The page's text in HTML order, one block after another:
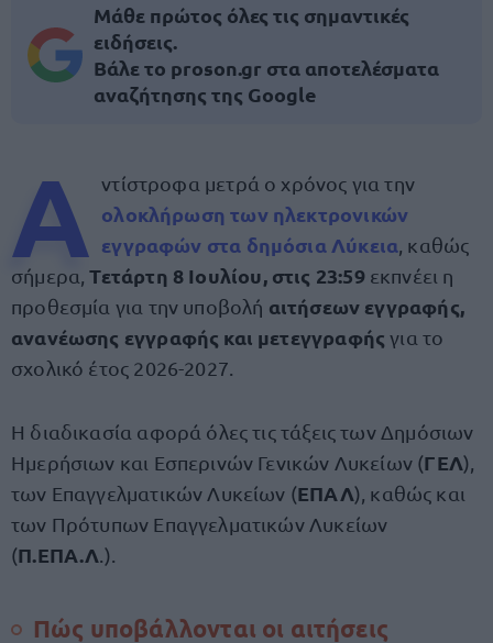
Μάθε πρώτος όλες τις σημαντικές
ειδήσεις.
Βάλε το proson.gr στα αποτελέσματα
αναζήτησης της Google
Α ντίστροφα μετρά ο χρόνος για την
ολοκλήρωση των ηλεκτρονικών
εγγραφών στα δημόσια Λύκεια , καθώς
σήμερα,Τετάρτη 8 Ιουλίου, στις 23:59εκπνέει η
προθεσμία για την υποβολή αιτήσεων εγγραφής,
ανανέωσης εγγραφής και μετεγγραφήςγια το
σχολικό έτος 2026-2027.
Η διαδικασία αφορά όλες τις τάξεις των Δημόσιων
Ημερήσιων και Εσπερινών Γενικών Λυκείων (ΓΕΛ),
των Επαγγελματικών Λυκείων (ΕΠΑΛ), καθώς και
των Πρότυπων Επαγγελματικών Λυκείων
(Π.ΕΠΑ.Λ .).
Πώς υποβάλλονται οι αιτήσεις